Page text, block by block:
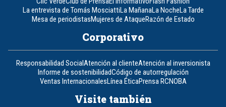
La entrevista de Tomás MosciattiLa MañanaLa NocheLa Tarde
Mesa de periodistasMujeres de AtaqueRazón de Estado
Corporativo
Responsabilidad SocialAtención al clienteAtención al inversionista
Informe de sostenibilidadCódigo de autorregulación
Ventas InternacionalesLínea ÉticaPrensa RCNOBA
Visite también